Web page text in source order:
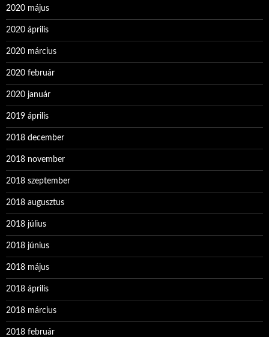
2020 május
2020 április
2020 március
2020 február
2020 január
2019 április
2018 december
2018 november
2018 szeptember
2018 augusztus
2018 július
2018 június
2018 május
2018 április
2018 március
2018 február